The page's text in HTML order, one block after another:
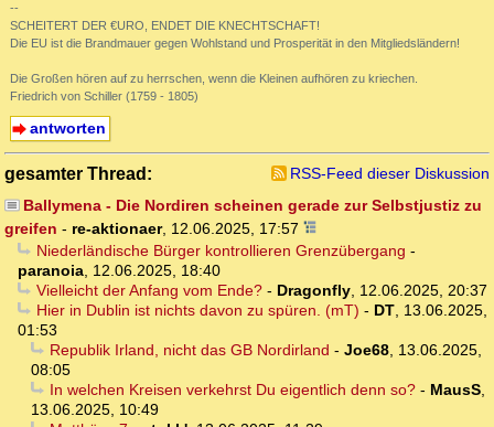
--
SCHEITERT DER €URO, ENDET DIE KNECHTSCHAFT!
Die EU ist die Brandmauer gegen Wohlstand und Prosperität in den Mitgliedsländern!
Die Großen hören auf zu herrschen, wenn die Kleinen aufhören zu kriechen.
Friedrich von Schiller (1759 - 1805)
antworten
gesamter Thread:
RSS-Feed dieser Diskussion
Ballymena - Die Nordiren scheinen gerade zur Selbstjustiz zu
greifen - re-aktionaer, 12.06.2025, 17:57
Niederländische Bürger kontrollieren Grenzübergang -
paranoia, 12.06.2025, 18:40
Vielleicht der Anfang vom Ende?- Dragonfly, 12.06.2025, 20:37
Hier in Dublin ist nichts davon zu spüren. (mT) - DT, 13.06.2025,
01:53
Republik Irland, nicht das GB Nordirland - Joe68, 13.06.2025,
08:05
In welchen Kreisen verkehrst Du eigentlich denn so?- MausS,
13.06.2025, 10:49